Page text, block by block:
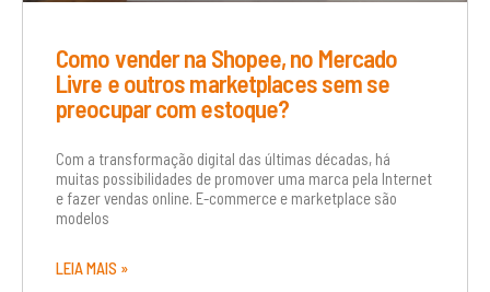
Como vender na Shopee, no Mercado
Livre e outros marketplaces sem se
preocupar com estoque?
Com a transformação digital das últimas décadas, há
muitas possibilidades de promover uma marca pela Internet
e fazer vendas online. E-commerce e marketplace são
modelos
LEIA MAIS »